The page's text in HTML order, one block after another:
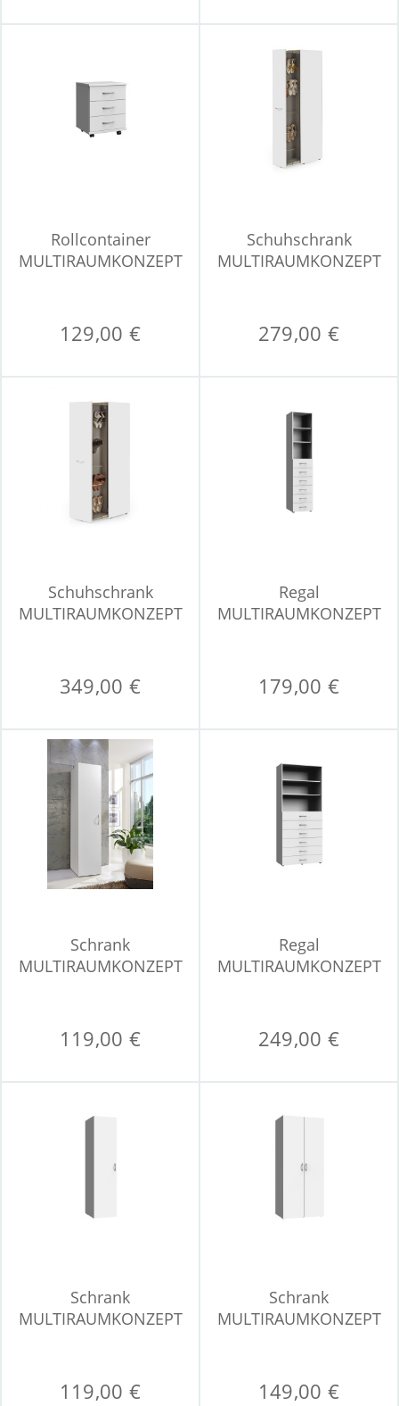
Rollcontainer
MULTIRAUMKONZEPT
129,00 €
Schuhschrank
MULTIRAUMKONZEPT
279,00 €
Schuhschrank
MULTIRAUMKONZEPT
349,00 €
Regal
MULTIRAUMKONZEPT
179,00 €
Schrank
MULTIRAUMKONZEPT
119,00 €
Regal
MULTIRAUMKONZEPT
249,00 €
Schrank
MULTIRAUMKONZEPT
119,00 €
Schrank
MULTIRAUMKONZEPT
149,00 €